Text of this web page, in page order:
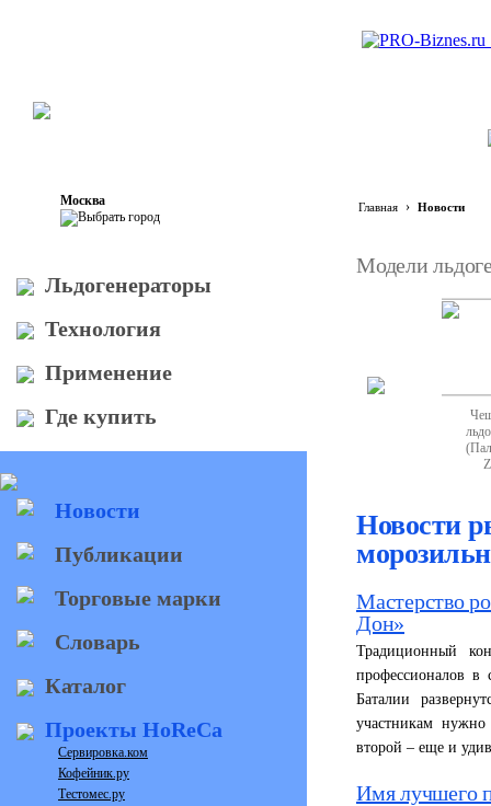
Москва Главная › Новости
Льдогенераторы
Технология
Применение
Где купить
Новости
Публикации
Торговые марки
Словарь
Каталог
Проекты HoReCa
Сервировка.ком
Кофейник.ру
Тестомес.ру
Модели
Brema
(Цилиндрик) Eksi
Новости
Мастерство
Дон»
Традиционный
профессионалов в
Баталии
участникам
второй – еще и
Имя лучшего